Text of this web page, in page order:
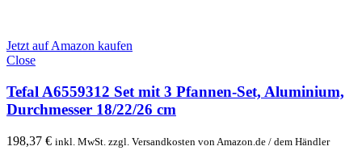
Jetzt auf Amazon kaufen
Close
Tefal A6559312 Set mit 3 Pfannen-Set, Aluminium,
Durchmesser 18/22/26 cm
198,37 € inkl. MwSt. zzgl. Versandkosten von Amazon.de / dem Händler